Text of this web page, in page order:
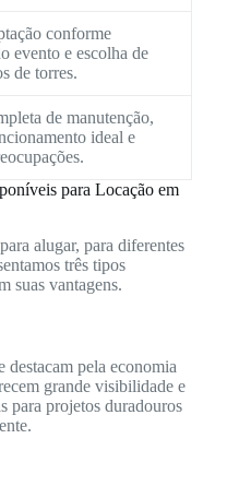
conforme
evento e escolha de
de torres.
de manutenção,
ideal e
para Locação em
alugar, para diferentes
três tipos
suas vantagens.
destacam pela economia
grande visibilidade e
para projetos duradouros